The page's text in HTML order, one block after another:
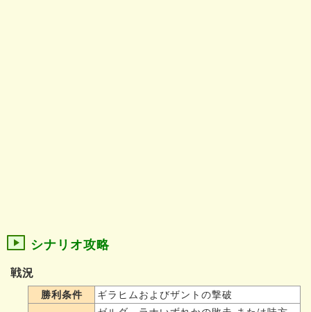
シナリオ攻略
戦況
勝利条件
ギラヒムおよびザントの撃破